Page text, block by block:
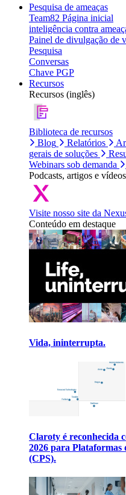
Pesquisa de ameaças
Team82 Página inicial
inteligência contra
Painel de divulgação de
Pesquisa
Conversas
Chave PGP
Recursos
Recursos (inglês)
Biblioteca de recursos
Blog
Relatórios
gerais de soluções
Webinars sob demanda
Podcasts, artigos e vídeos
Visite nosso site da
Conteúdo em destaque
Vida, ininterrupta.
Claroty é reconhecida
2026 para Plataformas
(CPS).